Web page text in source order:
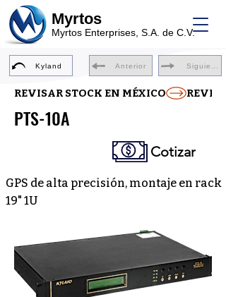
Myrtos
Myrtos Enterprises, S.A. de C.V.
Kyland Anterior Siguiente
REVISAR STOCK EN MÉXICO
PTS-10A
Cotizar
GPS de alta precisión, montaje en rack
19" 1U